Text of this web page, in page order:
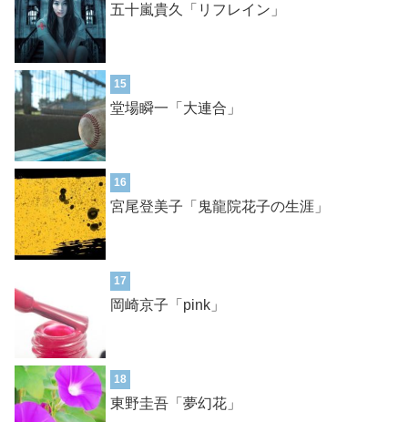
五十嵐貴久「リフレイン」
15
堂場瞬一「大連合」
16
宮尾登美子「鬼龍院花子の生涯」
17
岡崎京子「pink」
18
東野圭吾「夢幻花」